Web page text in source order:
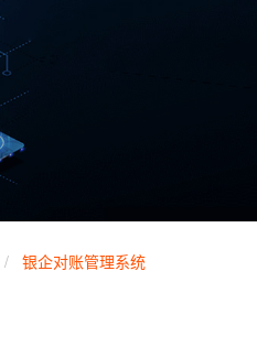
银企对账管理系统